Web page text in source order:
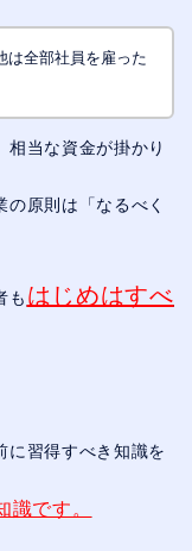
は全部社員を雇った
当な資金が掛かり
原則は「なるべく
も はじめはすべ
習得すべき知識を
識です。